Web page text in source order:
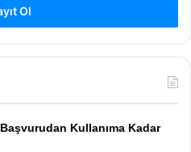
Ol
Kullanıma Kadar